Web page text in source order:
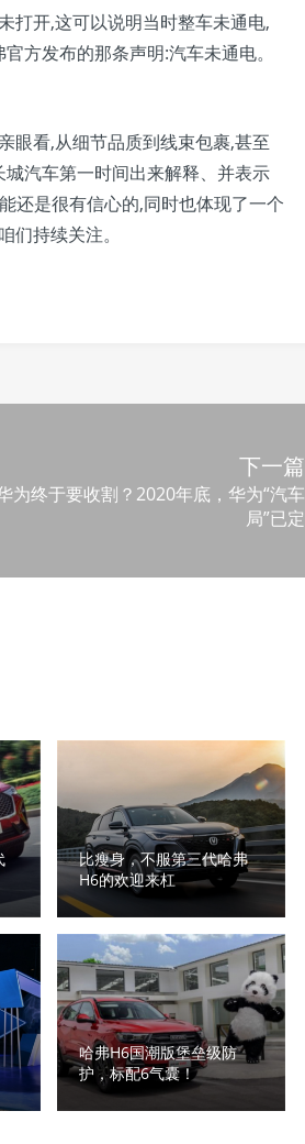
打开,这可以说明当时整车未通电,
方发布的那条声明:汽车未通电。
眼看,从细节品质到线束包裹,甚至
汽车第一时间出来解释、并表示
还是很有信心的,同时也体现了一个
持续关注。
下一篇
为终于要收割？2020年底，华为“汽车
局”已定
比瘦身，不服第三代哈弗
H6的欢迎来杠
哈弗H6国潮版堡垒级防
护，标配6气囊！